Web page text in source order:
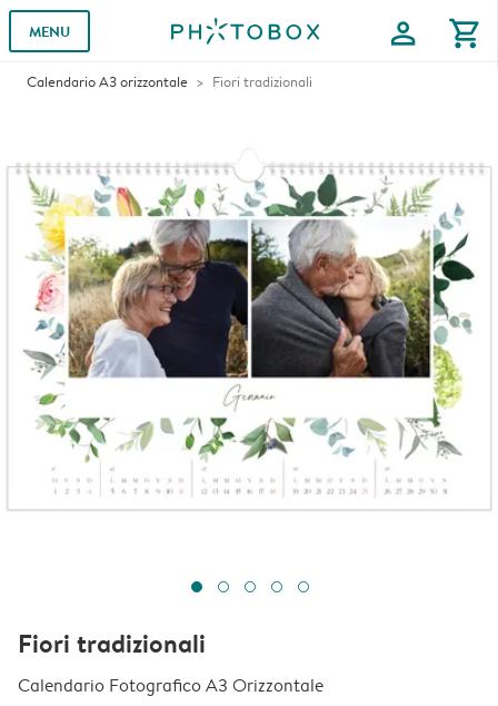
MENU profile shopping_cart
Calendario A3 orizzontale Fiori tradizionali
Fiori tradizionali
Calendario Fotografico A3 Orizzontale